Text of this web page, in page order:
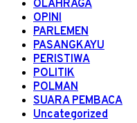
OLAHRAGA
OPINI
PARLEMEN
PASANGKAYU
PERISTIWA
POLITIK
POLMAN
SUARA PEMBACA
Uncategorized